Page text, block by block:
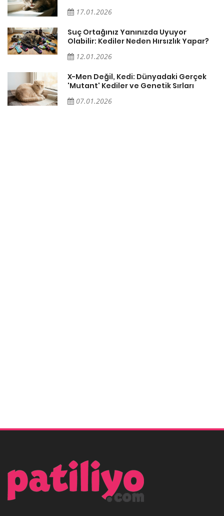
17.01.2026
Suç Ortağınız Yanınızda Uyuyor
Olabilir: Kediler Neden Hırsızlık Yapar?
12.01.2026
X-Men Değil, Kedi: Dünyadaki Gerçek
'Mutant' Kediler ve Genetik Sırları
07.01.2026